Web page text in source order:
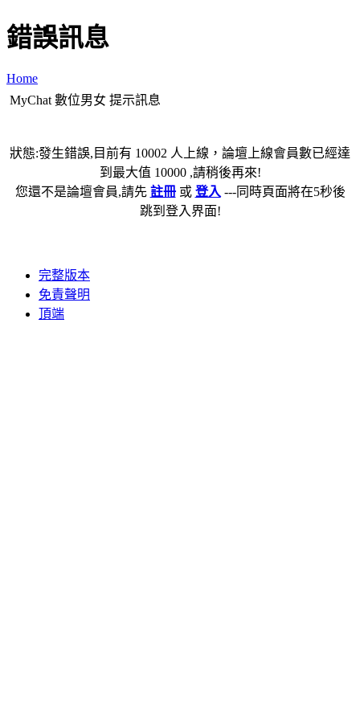
錯誤訊息
Home
MyChat 數位男女 提示訊息
狀態:發生錯誤,目前有 10002 人上線，論壇上線會員數已經達
到最大值 10000 ,請稍後再來!
您還不是論壇會員,請先 註冊或 登入 ---同時頁面將在5秒後
跳到登入界面!
完整版本
免責聲明
頂端